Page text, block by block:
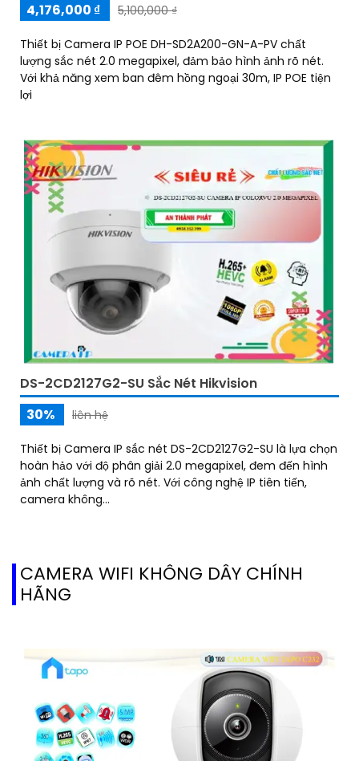
4,176,000 ₫ 5,100,000 ₫
Thiết bị Camera IP POE DH-SD2A200-GN-A-PV chất
lượng sắc nét 2.0 megapixel, đảm bảo hình ảnh rõ nét.
Với khả năng xem ban đêm hồng ngoại 30m, IP POE tiện
lợi
DS-2CD2127G2-SU Sắc Nét Hikvision
30%
liên hệ
Thiết bị Camera IP sắc nét DS-2CD2127G2-SU là lựa chọn
hoàn hảo với độ phân giải 2.0 megapixel, đem đến hình
ảnh chất lượng và rõ nét. Với công nghệ IP tiên tiến,
camera không...
CAMERA WIFI KHÔNG DÂY CHÍNH
HÃNG